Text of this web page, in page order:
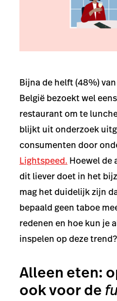
Bijna de helft (48%)
België bezoekt wel
restaurant om te
blijkt uit onderzoek
consumenten door
Lightspeed. Hoewel de
dit liever doet in het
mag het duidelijk zijn
bepaald geen taboe
redenen en hoe kun je
inspelen op deze trend?
Alleen eten:
ook voor de